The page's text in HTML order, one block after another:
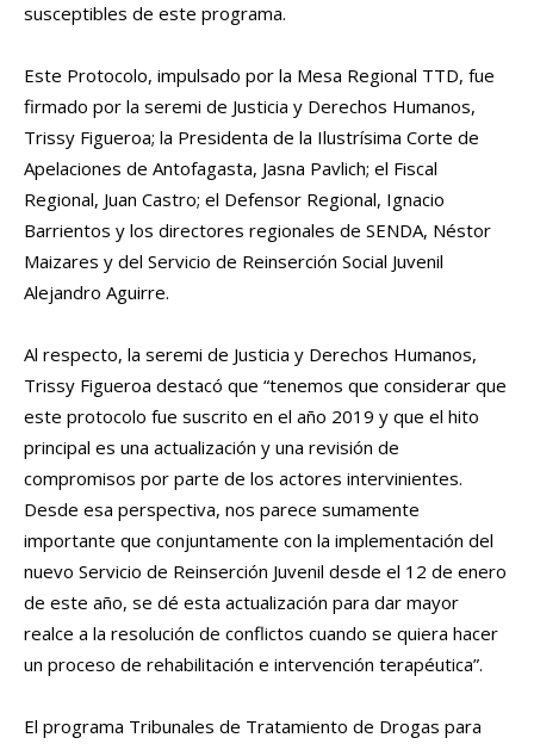
susceptibles de este programa.
Este Protocolo, impulsado por la Mesa Regional TTD, fue
firmado por la seremi de Justicia y Derechos Humanos,
Trissy Figueroa; la Presidenta de la Ilustrísima Corte de
Apelaciones de Antofagasta, Jasna Pavlich; el Fiscal
Regional, Juan Castro; el Defensor Regional, Ignacio
Barrientos y los directores regionales de SENDA, Néstor
Maizares y del Servicio de Reinserción Social Juvenil
Alejandro Aguirre.
Al respecto, la seremi de Justicia y Derechos Humanos,
Trissy Figueroa destacó que “tenemos que considerar que
este protocolo fue suscrito en el año 2019 y que el hito
principal es una actualización y una revisión de
compromisos por parte de los actores intervinientes.
Desde esa perspectiva, nos parece sumamente
importante que conjuntamente con la implementación del
nuevo Servicio de Reinserción Juvenil desde el 12 de enero
de este año, se dé esta actualización para dar mayor
realce a la resolución de conflictos cuando se quiera hacer
un proceso de rehabilitación e intervención terapéutica”.
El programa Tribunales de Tratamiento de Drogas para